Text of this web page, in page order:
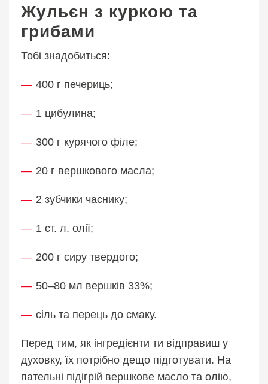
Жульєн з куркою та
грибами
Тобі знадобиться:
400 г печериць;
1 цибулина;
300 г курячого філе;
20 г вершкового масла;
2 зубчики часнику;
1 ст. л. олії;
200 г сиру твердого;
50–80 мл вершків 33%;
сіль та перець до смаку.
Перед тим, як інгредієнти ти відправиш у
духовку, їх потрібно дещо підготувати. На
пательні підігрій вершкове масло та олію,